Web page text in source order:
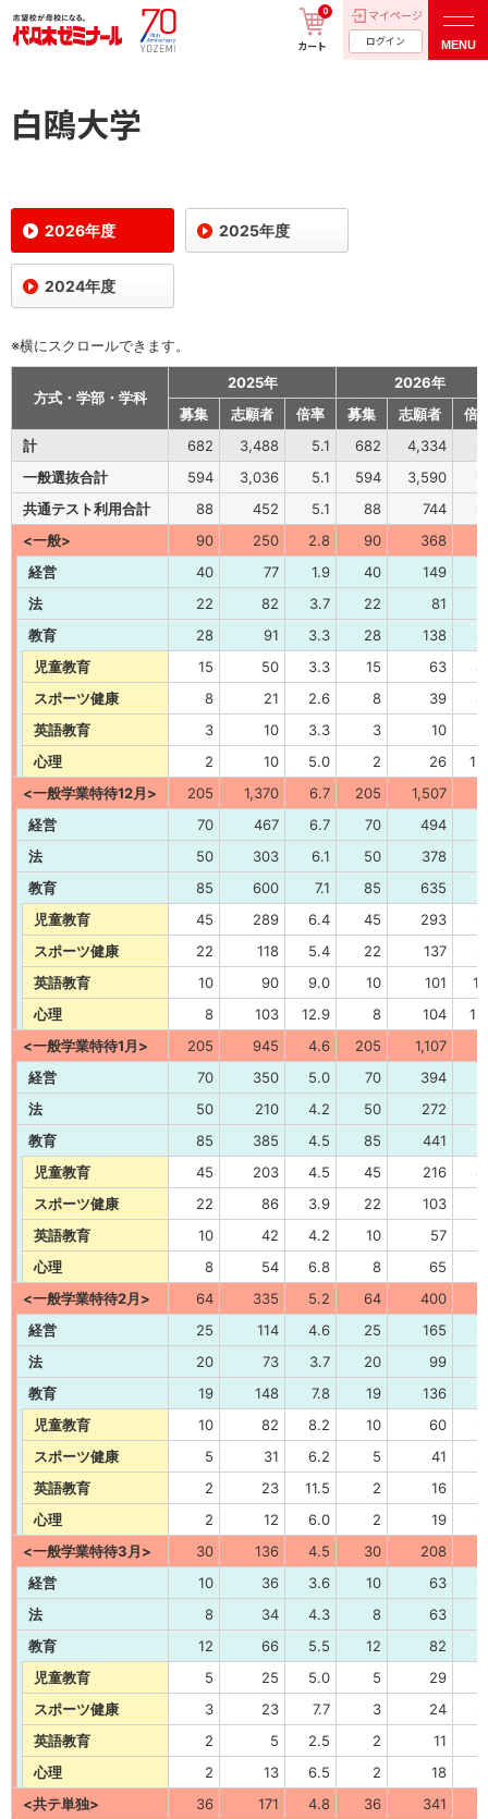
カート
0 マイページ
ログイン MENU
白鴎大学
2026年度 2025年度
2024年度
※横にスクロールできます。
方式・学部・学科
2025年
2026年
募集
志願者 倍率 募集 志願者
倍
計
682 3,488 5.1 682 4,334
一般選抜合計
594 3,036 5.1 594 3,590
共通テスト利用合計
88 452 5.1 88 744
<一般>
90 250 2.8 90 368
経営
40 77 1.9 40 149
法
22 82 3.7 22 81
教育
28 91 3.3 28 138
児童教育
15 50 3.3 15 63
スポーツ健康
8 21 2.6 8 39
英語教育
3 10 3.3 3 10
心理
2 10 5.0 2 26
<一般学業特待12月>
205 1,370 6.7 205 1,507
経営
70 467 6.7 70 494
法
50 303 6.1 50 378
教育
85 600 7.1 85 635
児童教育
45 289 6.4 45 293
スポーツ健康
22 118 5.4 22 137
英語教育
10 90 9.0 10 101
心理
8 103 12.9 8 104
<一般学業特待1月>
205 945 4.6 205 1,107
経営
70 350 5.0 70 394
法
50 210 4.2 50 272
教育
85 385 4.5 85 441
児童教育
45 203 4.5 45 216
スポーツ健康
22 86 3.9 22 103
英語教育
10 42 4.2 10 57
心理
8 54 6.8 8 65
<一般学業特待2月>
64 335 5.2 64 400
経営
25 114 4.6 25 165
法
20 73 3.7 20 99
教育
19 148 7.8 19 136
児童教育
10 82 8.2 10 60
スポーツ健康
5 31 6.2 5 41
英語教育
2 23 11.5 2 16
心理
2 12 6.0 2 19
<一般学業特待3月>
30 136 4.5 30 208
経営
10 36 3.6 10 63
法
8 34 4.3 8 63
教育
12 66 5.5 12 82
児童教育
5 25 5.0 5 29
スポーツ健康
3 23 7.7 3 24
英語教育
2 5 2.5 2 11
心理
2 13 6.5 2 18
<共テ単独>
36 171 4.8 36 341